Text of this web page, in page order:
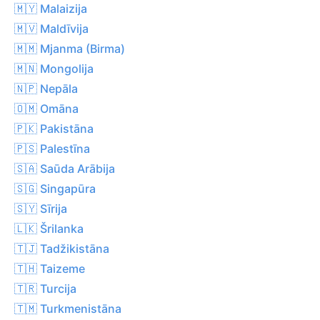
🇲🇾 Malaizija
🇲🇻 Maldīvija
🇲🇲 Mjanma (Birma)
🇲🇳 Mongolija
🇳🇵 Nepāla
🇴🇲 Omāna
🇵🇰 Pakistāna
🇵🇸 Palestīna
🇸🇦 Saūda Arābija
🇸🇬 Singapūra
🇸🇾 Sīrija
🇱🇰 Šrilanka
🇹🇯 Tadžikistāna
🇹🇭 Taizeme
🇹🇷 Turcija
🇹🇲 Turkmenistāna